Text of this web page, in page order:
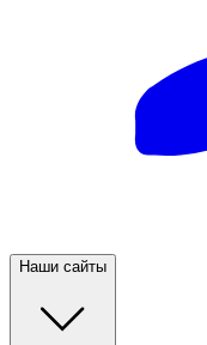
Наши сайты